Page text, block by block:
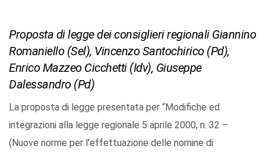
Proposta di legge dei consiglieri regionali Giannino
Romaniello (Sel), Vincenzo Santochirico (Pd),
Enrico Mazzeo Cicchetti (Idv), Giuseppe
Dalessandro (Pd)
La proposta di legge presentata per “Modifiche ed
integrazioni alla legge regionale 5 aprile 2000, n. 32 –
(Nuove norme per l’effettuazione delle nomine di